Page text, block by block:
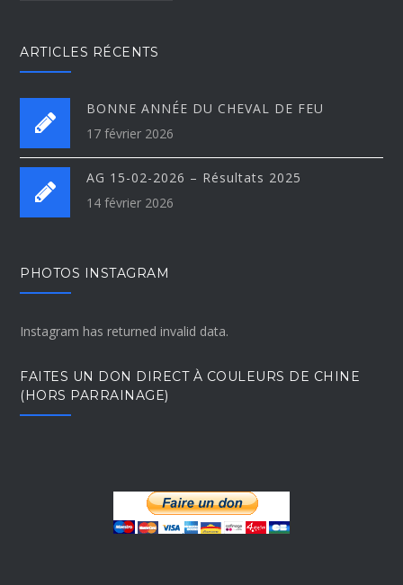
ARTICLES RÉCENTS
BONNE ANNÉE DU CHEVAL DE FEU
17 février 2026
AG 15-02-2026 – Résultats 2025
14 février 2026
PHOTOS INSTAGRAM
Instagram has returned invalid data.
FAITES UN DON DIRECT À COULEURS DE CHINE
(HORS PARRAINAGE)